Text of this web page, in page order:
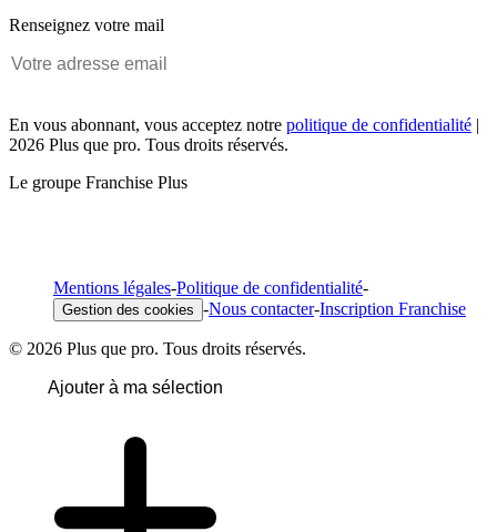
Renseignez votre mail
En vous abonnant, vous acceptez notre politique de confidentialité |
2026 Plus que pro. Tous droits réservés.
Le groupe Franchise Plus
Mentions légales-Politique de confidentialité-
Gestion des cookies -Nous contacter-Inscription Franchise
© 2026 Plus que pro. Tous droits réservés.
Ajouter à ma sélection